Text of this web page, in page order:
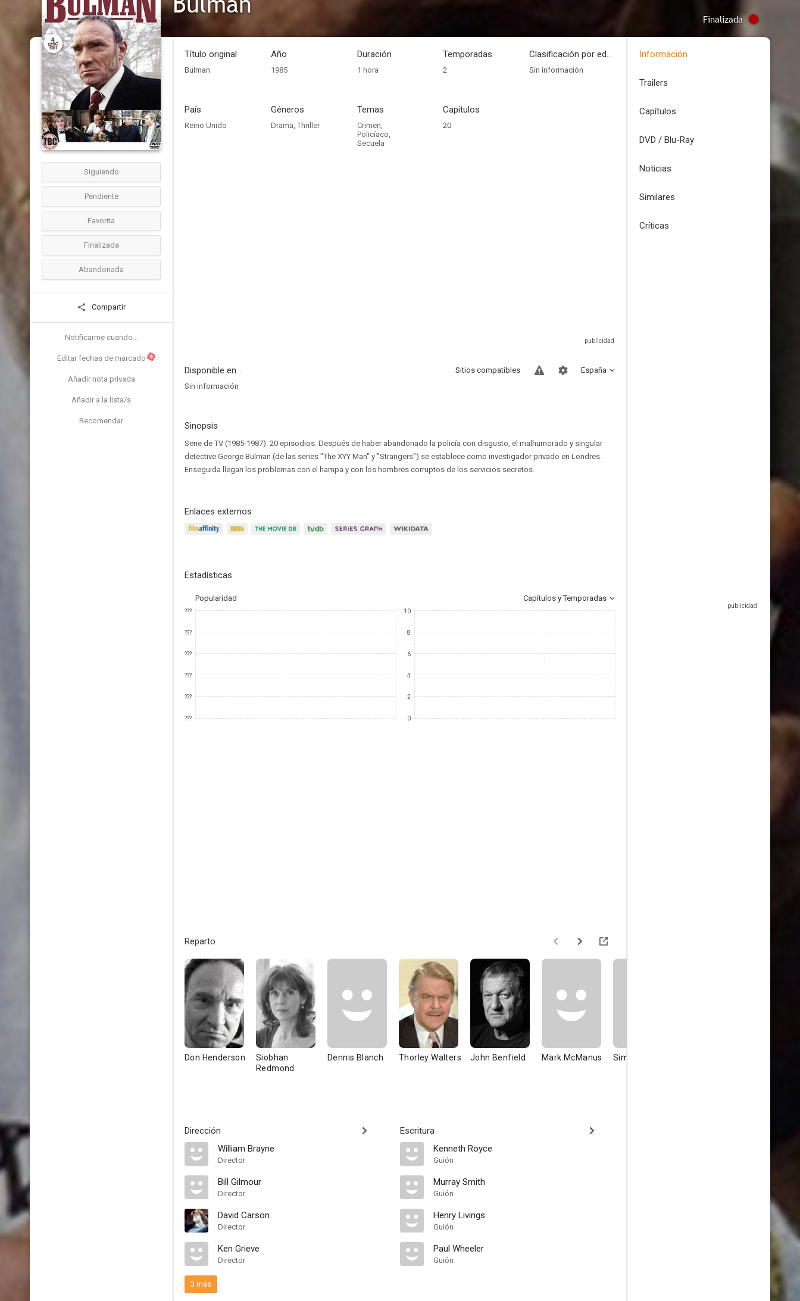
Finalizada
Siguiendo
Pendiente
Favorita
Finalizada
Abandonada
Compartir
Notificarme cuando...
Editar fechas de marcado N
Añadir nota privada
Añadir a la lista/s
Recomendar
Título original
Bulman
Año
1985
Duración
1 hora
Temporadas
2
Clasificación por edades
Sin información
País
Reino Unido
Géneros
Drama, Thriller
Temas
Crimen,
Policíaco,
Secuela
Capítulos
20
Disponible en... España
Sitios compatibles
Sin información
Sinopsis
Serie de TV (1985-1987). 20 episodios. Después de haber abandonado la policía con disgusto, el malhumorado y singular
detective George Bulman (de las series "The XYY Man" y "Strangers") se establece como investigador privado en Londres.
Enseguida llegan los problemas con el hampa y con los hombres corruptos de los servicios secretos.
Enlaces externos
Estadísticas
Popularidad Capítulos y Temporadas
???
???
???
???
???
???
10
8
6
4
2
0
Reparto
Don Henderson
Siobhan
Redmond
Dennis Blanch Thorley Walters John Benfield Mark McManus Simon Molloy
Dirección
William Brayne
Director
Bill Gilmour
Director
David Carson
Director
Ken Grieve
Director
3 más
Escritura
Kenneth Royce
Guión
Murray Smith
Guión
Henry Livings
Guión
Paul Wheeler
Guión
Información
Trailers
Capítulos
DVD / Blu-Ray
Noticias
Similares
Críticas